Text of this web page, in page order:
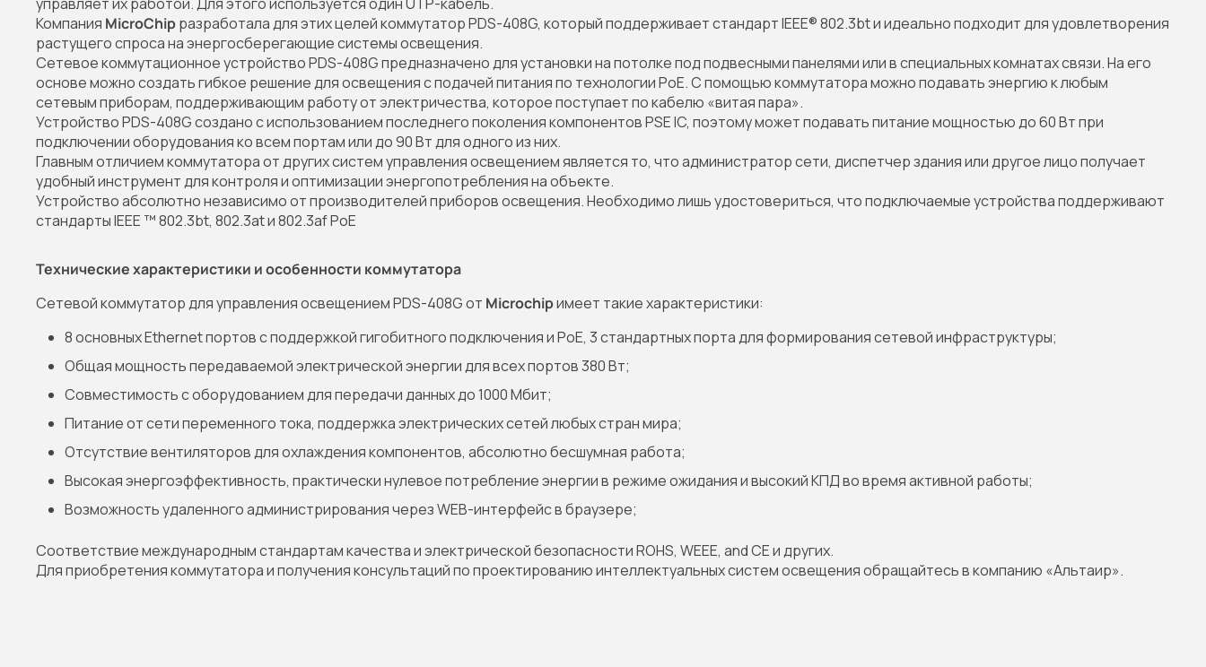
Компания MicroСhipразработала для этих целей коммутатор PDS-408G, который поддерживает стандарт IEEE® 802.3bt и идеально подходит для удовлетворения
растущего спроса на энергосберегающие системы освещения.
Сетевое коммутационное устройство PDS-408G предназначено для установки на потолке под подвесными панелями или в специальных комнатах связи. На его
основе можно создать гибкое решение для освещения с подачей питания по технологии PoE. С помощью коммутатора можно подавать энергию к любым
сетевым приборам, поддерживающим работу от электричества, которое поступает по кабелю «витая пара».
Устройство PDS-408G создано с использованием последнего поколения компонентов PSE IC, поэтому может подавать питание мощностью до 60 Вт при
подключении оборудования ко всем портам или до 90 Вт для одного из них.
Главным отличием коммутатора от других систем управления освещением является то, что администратор сети, диспетчер здания или другое лицо получает
удобный инструмент для контроля и оптимизации энергопотребления на объекте.
Устройство абсолютно независимо от производителей приборов освещения. Необходимо лишь удостовериться, что подключаемые устройства поддерживают
стандарты IEEE ™ 802.3bt, 802.3at и 802.3af PoE
Технические характеристики и особенности коммутатора
Сетевой коммутатор для управления освещением PDS-408G от Microchipимеет такие характеристики:
8 основных Ethernet портов с поддержкой гигобитного подключения и PoE, 3 стандартных порта для формирования сетевой инфраструктуры;
Общая мощность передаваемой электрической энергии для всех портов 380 Вт;
Совместимость с оборудованием для передачи данных до 1000 Мбит;
Питание от сети переменного тока, поддержка электрических сетей любых стран мира;
Отсутствие вентиляторов для охлаждения компонентов, абсолютно бесшумная работа;
Высокая энергоэффективность, практически нулевое потребление энергии в режиме ожидания и высокий КПД во время активной работы;
Возможность удаленного администрирования через WEB-интерфейс в браузере;
Соответствие международным стандартам качества и электрической безопасности ROHS, WEEE, and CE и других.
Для приобретения коммутатора и получения консультаций по проектированию интеллектуальных систем освещения обращайтесь в компанию «Альтаир».